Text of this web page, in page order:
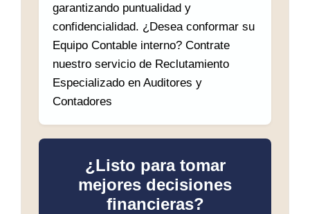
garantizando puntualidad y
confidencialidad. ¿Desea conformar su
Equipo Contable interno? Contrate
nuestro servicio de Reclutamiento
Especializado en Auditores y
Contadores
¿Listo para tomar
mejores decisiones
financieras?